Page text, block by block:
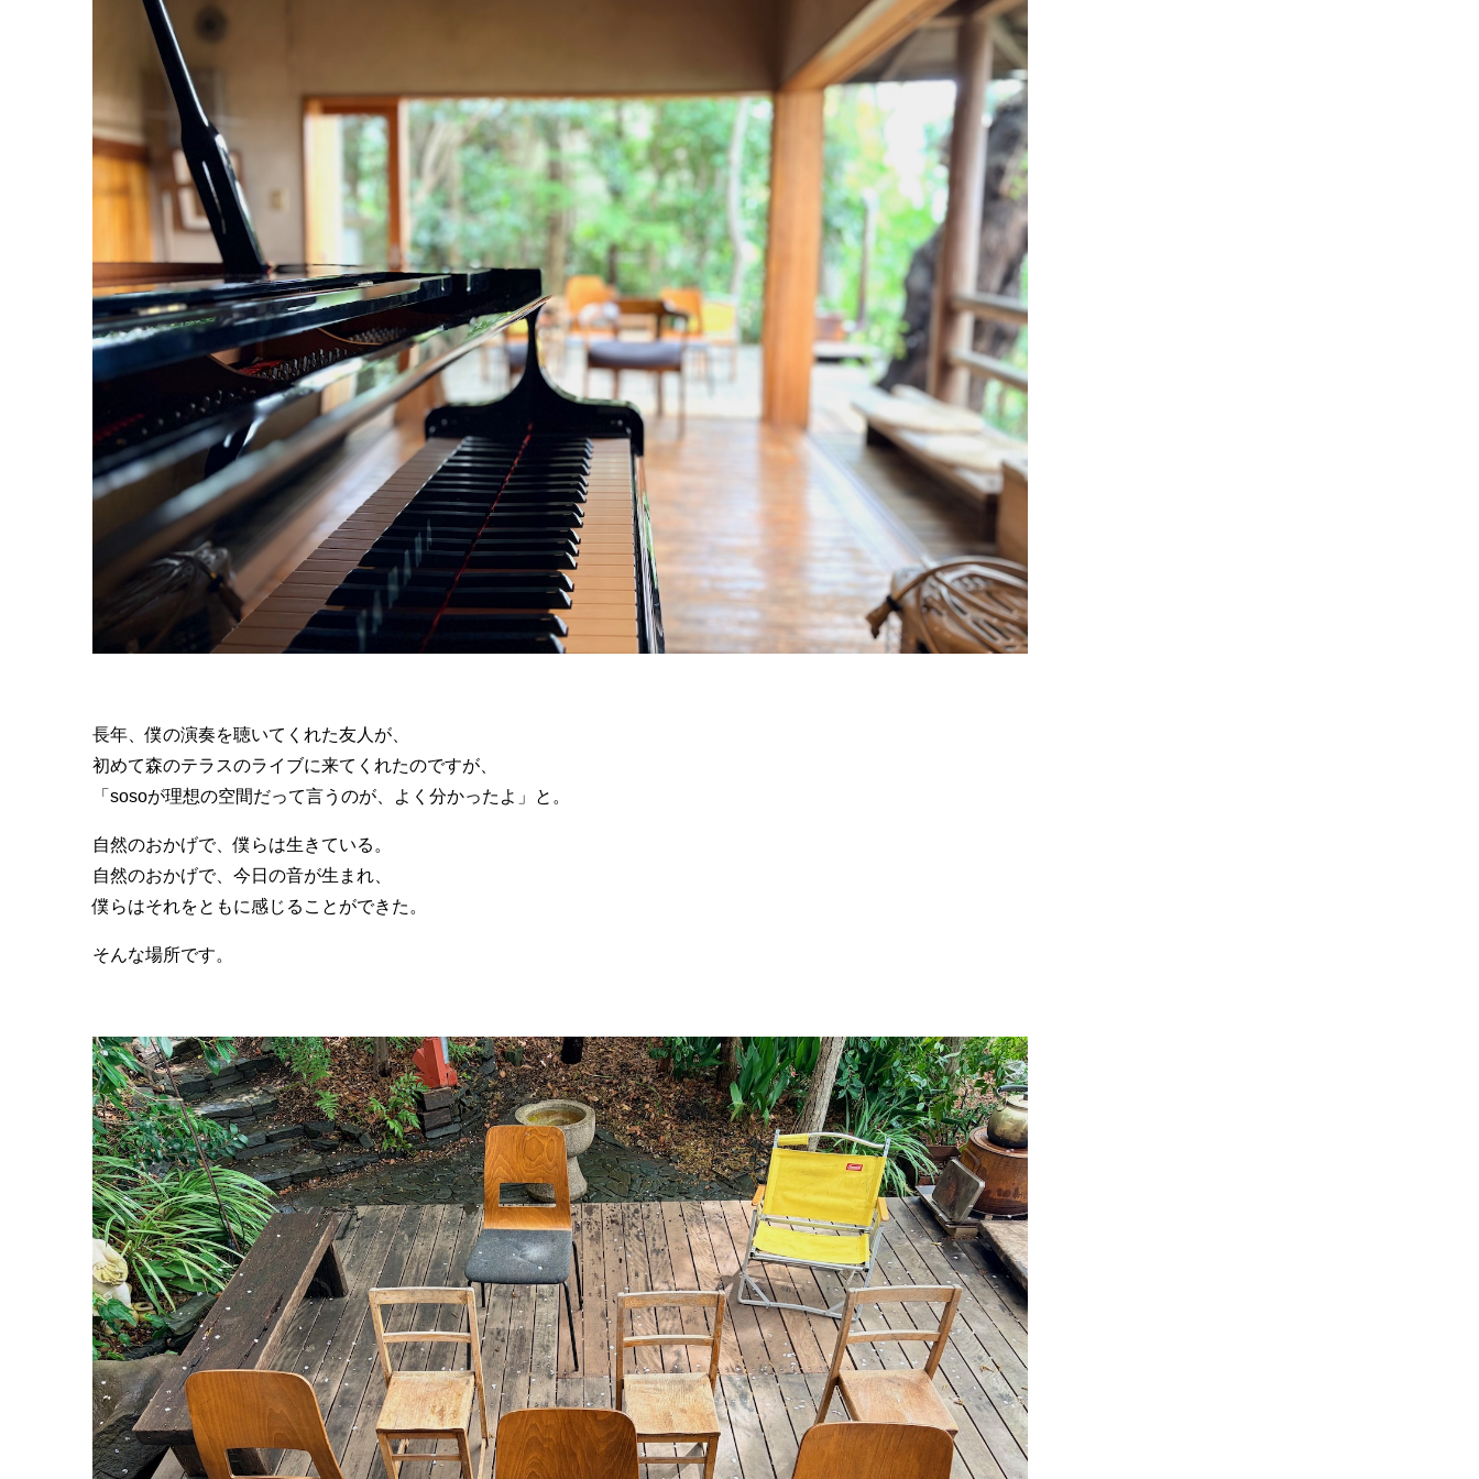
長年、僕の演奏を聴いてくれた友人が、
初めて森のテラスのライブに来てくれたのですが、
「sosoが理想の空間だって言うのが、よく分かったよ」と。
自然のおかげで、僕らは生きている。
自然のおかげで、今日の音が生まれ、
僕らはそれをともに感じることができた。
そんな場所です。